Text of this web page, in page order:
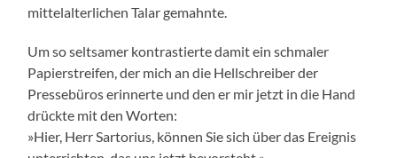
mittelalterlichen Talar gemahnte.
Um so seltsamer kontrastierte damit ein schmaler
Papierstreifen, der mich an die Hellschreiber der
Pressebüros erinnerte und den er mir jetzt in die Hand
drückte mit den Worten:
»Hier, Herr Sartorius, können Sie sich über das Ereignis